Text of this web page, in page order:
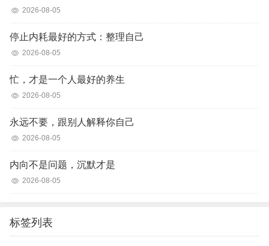
2026-08-05
停止内耗最好的方式：整理自己
2026-08-05
忙，才是一个人最好的养生
2026-08-05
永远不要，跟别人解释你自己
2026-08-05
内向不是问题，沉默才是
2026-08-05
标签列表